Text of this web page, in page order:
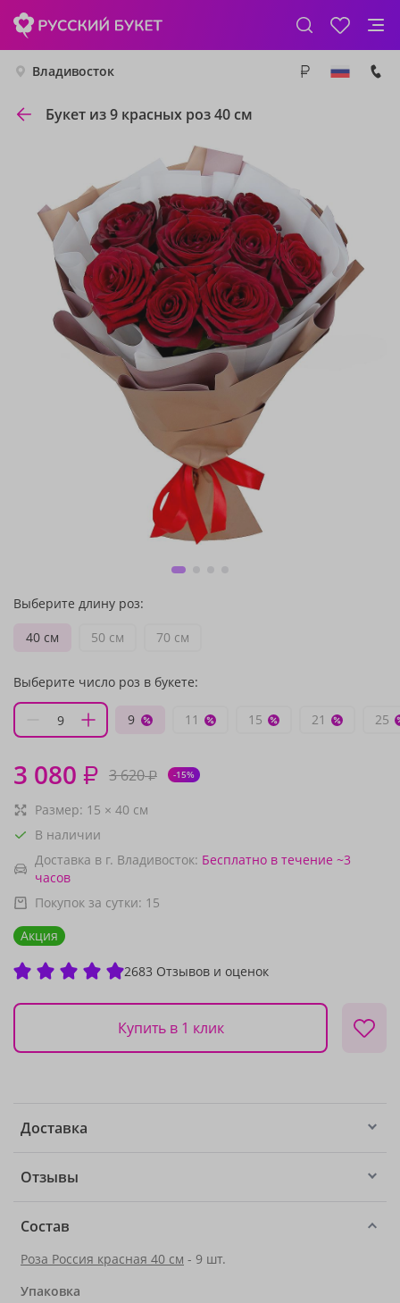
Владивосток
Букет из 9 красных роз 40 см
Выберите длину роз:
40 см
50 см 70 см
Выберите число роз в букете:
9 11 15 21 25
3 080 ₽ 3 620₽ -15%
Размер: 15 × 40 см
В наличии
Доставка в г. Владивосток: Бесплатно в течение ~3
часов
Покупок за сутки: 15
Акция
2683 Отзывов и оценок
Купить в 1 клик
Доставка
Отзывы
Состав
Роза Россия красная 40 см - 9 шт.
Упаковка